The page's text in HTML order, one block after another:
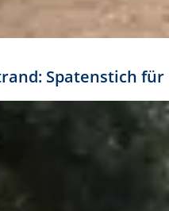
Spatenstich